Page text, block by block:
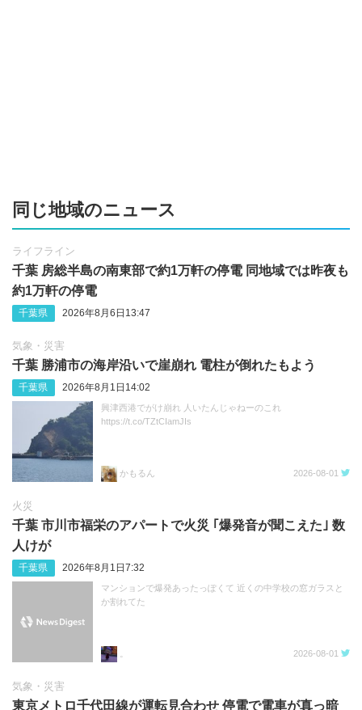
同じ地域のニュース
ライフライン
千葉 房総半島の南東部で約1万軒の停電 同地域では昨夜も
約1万軒の停電
千葉県 2026年8月6日13:47
気象・災害
千葉 勝浦市の海岸沿いで崖崩れ 電柱が倒れたもよう
千葉県 2026年8月1日14:02
興津西港でがけ崩れ 人いたんじゃねーのこれ
https://t.co/TZtCIamJIs
かもるん 2026-08-01
火災
千葉 市川市福栄のアパートで火災 ｢爆発音が聞こえた｣ 数
人けが
千葉県 2026年8月1日7:32
マンションで爆発あったっぽくて 近くの中学校の窓ガラスと
か割れてた
2026-08-01
気象・災害
東京メトロ千代田線が運転見合わせ 停電で電車が真っ暗